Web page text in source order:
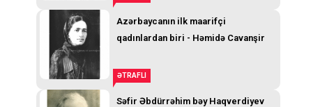
Azərbaycanın ilk maarifçi
qadınlardan biri - Həmidə Cavanşir
ƏTRAFLI
Səfir Əbdürrəhim bəy Haqverdiyev